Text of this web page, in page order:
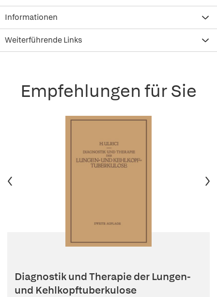
Informationen
Weiterführende Links
Empfehlungen für Sie
Diagnostik und Therapie der Lungen-
und Kehlkopftuberkulose